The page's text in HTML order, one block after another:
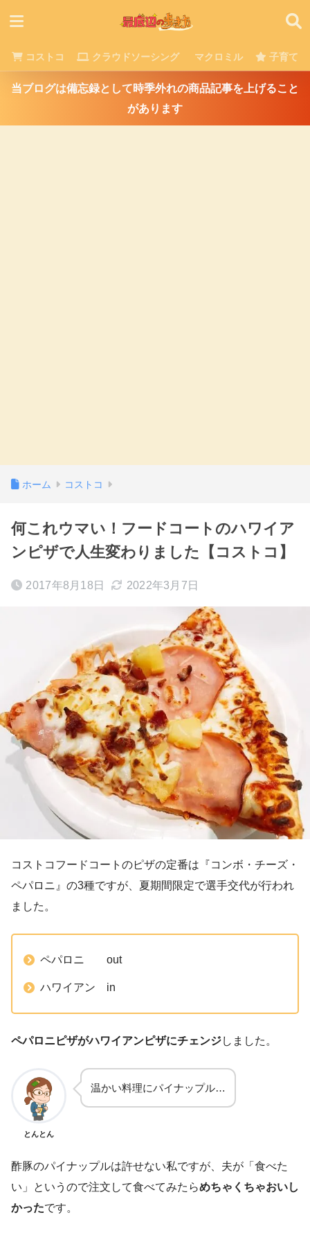
コストコ クラウドソーシング マクロミル 子育て
当ブログは備忘録として時季外れの商品記事を上げること
があります
ホーム コストコ
何これウマい！フードコートのハワイア
ンピザで人生変わりました【コストコ】
2017年8月18日 2022年3月7日
コストコフードコートのピザの定番は『コンボ・チーズ・
ペパロニ』の3種ですが、夏期間限定で選手交代が行われ
ました。
ペパロニ out
ハワイアン in
ペパロニピザがハワイアンピザにチェンジしました。
とんとん
温かい料理にパイナップル…
酢豚のパイナップルは許せない私ですが、夫が「食べた
い」というので注文して食べてみたらめちゃくちゃおいし
かったです。